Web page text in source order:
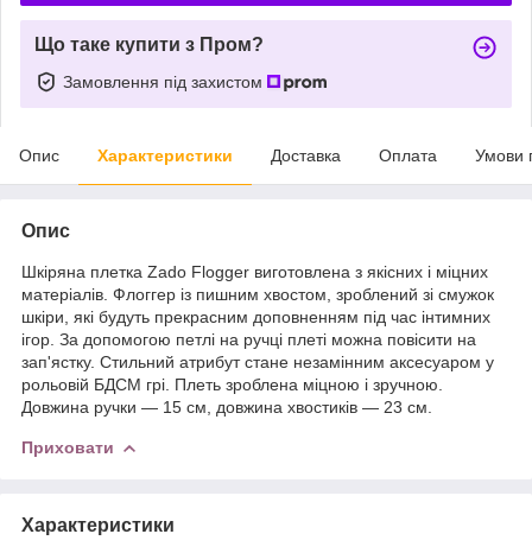
Що таке купити з Пром?
Замовлення під захистом
Опис Характеристики Доставка Оплата Умови
Опис
Шкіряна плетка Zado Flogger виготовлена з якісних і міцних
матеріалів. Флоггер із пишним хвостом, зроблений зі смужок
шкіри, які будуть прекрасним доповненням під час інтимних
ігор. За допомогою петлі на ручці плеті можна повісити на
зап'ястку. Стильний атрибут стане незамінним аксесуаром у
рольовій БДСМ грі. Плеть зроблена міцною і зручною.
Довжина ручки — 15 см, довжина хвостиків — 23 см.
Приховати
Характеристики